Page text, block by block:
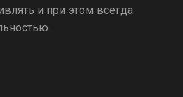
и при этом всегда